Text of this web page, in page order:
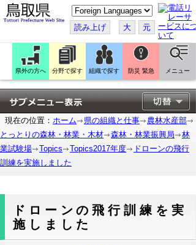
こ
の
ペ
ー
ジ
翻
訳
す
る
読み上げ 大 元
県外の方へ 分野で探す 組織で探す 防災 緊急 メニュー
現在の位置： ホーム 県の組織と仕事
農林水産部
とっとりの森林・林業・木材
森林・林業振興局
林
業試験場
Topics Topics2017年度
ドローンの飛行
訓練を実施しました
ドローンの飛行訓練を実
施しました